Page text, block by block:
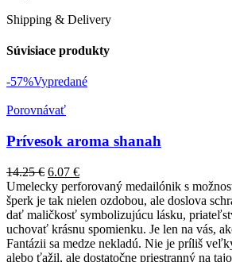
Shipping & Delivery
Súvisiace produkty
-57%Vypredané
Porovnávať
Prívesok aroma shanah
14.25€ 6.07 €
Umelecky perforovaný medailónik s
šperk je tak nielen ozdobou, ale doslova
dať maličkosť symbolizujúcu lásku,
uchovať krásnu spomienku. Je len na vás,
Fantázii sa medze nekladú. Nie je príliš
alebo ťažil, ale dostatočne priestranný na